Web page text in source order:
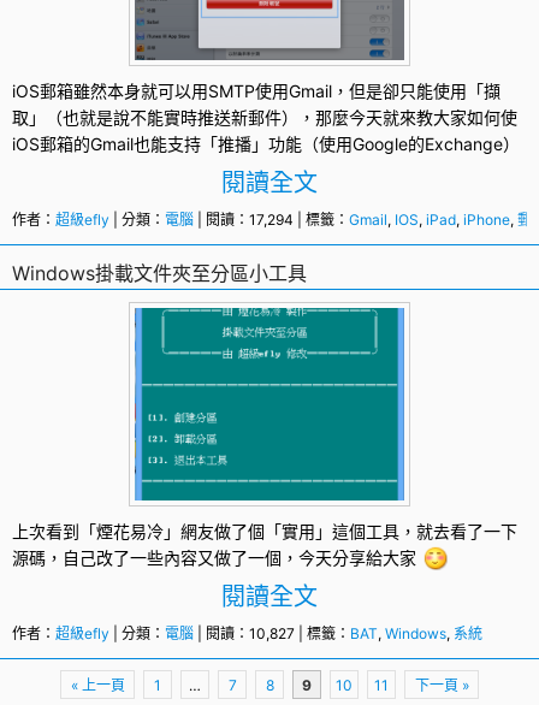
iOS郵箱雖然本身就可以用SMTP使用Gmail ，但是卻只能使用「擷
取」（也就是說不能實時推送新郵件），那麼今天就來教大家如何使
iOS郵箱的Gmail也能支持「推播」功能（使用Google的Exchange）
閱讀全文
作者： 超級efly | 分類： 電腦 | 閱讀：17,294 | 標籤： Gmail, IOS, iPad, iPhone, 郵
Windows掛載文件夾至分區小工具
上次看到「煙花易冷」網友做了個「實用」這個工具，就去看了一下
源碼，自己改了一些內容又做了一個，今天分享給大家
閱讀全文
作者： 超級efly | 分類： 電腦 | 閱讀：10,827 | 標籤： BAT, Windows, 系統
« 上一頁 1 … 7 8 9 10 11 下一頁 »